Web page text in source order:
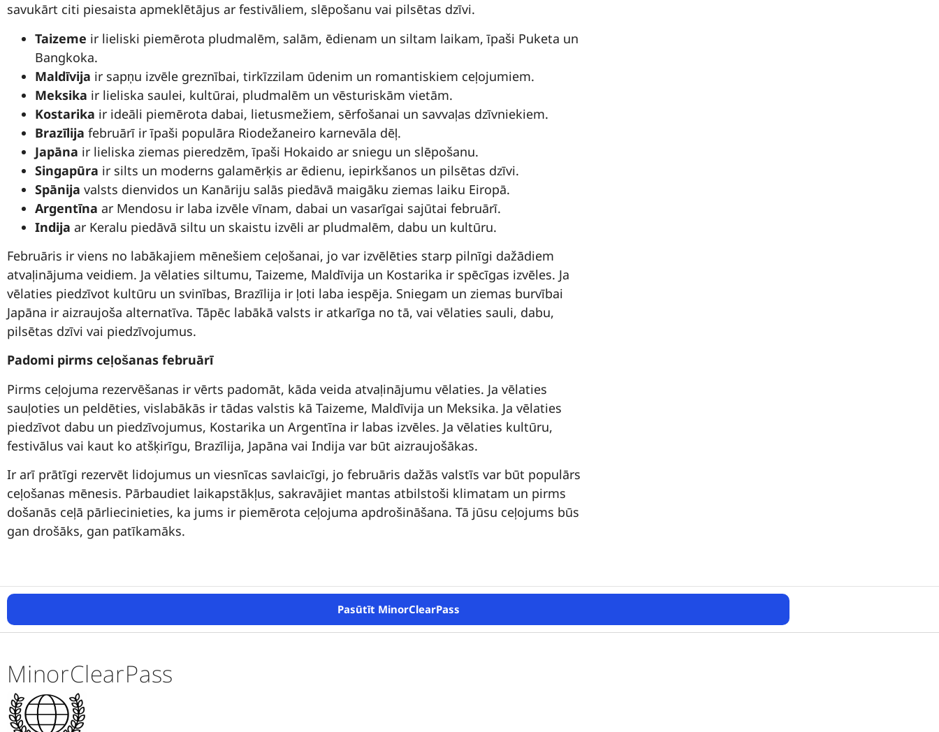
savukārt citi piesaista apmeklētājus ar festivāliem, slēpošanu vai pilsētas dzīvi.
Taizeme ir lieliski piemērota pludmalēm, salām, ēdienam un siltam laikam, īpaši Puketa un
Bangkoka.
Maldīvija ir sapņu izvēle greznībai, tirkīzzilam ūdenim un romantiskiem ceļojumiem.
Meksika ir lieliska saulei, kultūrai, pludmalēm un vēsturiskām vietām.
Kostarika ir ideāli piemērota dabai, lietusmežiem, sērfošanai un savvaļas dzīvniekiem.
Brazīlija februārī ir īpaši populāra Riodežaneiro karnevāla dēļ.
Japāna ir lieliska ziemas pieredzēm, īpaši Hokaido ar sniegu un slēpošanu.
Singapūra ir silts un moderns galamērķis ar ēdienu, iepirkšanos un pilsētas dzīvi.
Spānija valsts dienvidos un Kanāriju salās piedāvā maigāku ziemas laiku Eiropā.
Argentīna ar Mendosu ir laba izvēle vīnam, dabai un vasarīgai sajūtai februārī.
Indija ar Keralu piedāvā siltu un skaistu izvēli ar pludmalēm, dabu un kultūru.
Februāris ir viens no labākajiem mēnešiem ceļošanai, jo var izvēlēties starp pilnīgi dažādiem
atvaļinājuma veidiem. Ja vēlaties siltumu, Taizeme, Maldīvija un Kostarika ir spēcīgas izvēles. Ja
vēlaties piedzīvot kultūru un svinības, Brazīlija ir ļoti laba iespēja. Sniegam un ziemas burvībai
Japāna ir aizraujoša alternatīva. Tāpēc labākā valsts ir atkarīga no tā, vai vēlaties sauli, dabu,
pilsētas dzīvi vai piedzīvojumus.
Padomi pirms ceļošanas februārī
Pirms ceļojuma rezervēšanas ir vērts padomāt, kāda veida atvaļinājumu vēlaties. Ja vēlaties
sauļoties un peldēties, vislabākās ir tādas valstis kā Taizeme, Maldīvija un Meksika. Ja vēlaties
piedzīvot dabu un piedzīvojumus, Kostarika un Argentīna ir labas izvēles. Ja vēlaties kultūru,
festivālus vai kaut ko atšķirīgu, Brazīlija, Japāna vai Indija var būt aizraujošākas.
Ir arī prātīgi rezervēt lidojumus un viesnīcas savlaicīgi, jo februāris dažās valstīs var būt populārs
ceļošanas mēnesis. Pārbaudiet laikapstākļus, sakravājiet mantas atbilstoši klimatam un pirms
došanās ceļā pārliecinieties, ka jums ir piemērota ceļojuma apdrošināšana. Tā jūsu ceļojums būs
gan drošāks, gan patīkamāks.
Pasūtīt MinorClearPass
MinorClearPass